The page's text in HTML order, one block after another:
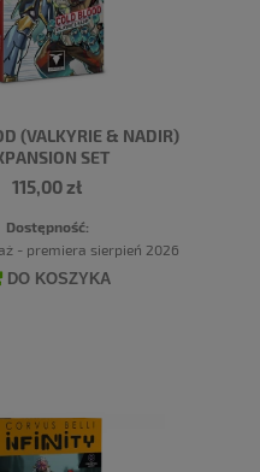
(VALKYRIE & NADIR)
SET
115,00 zł
Dostępność:
- premiera sierpień 2026
DO KOSZYKA